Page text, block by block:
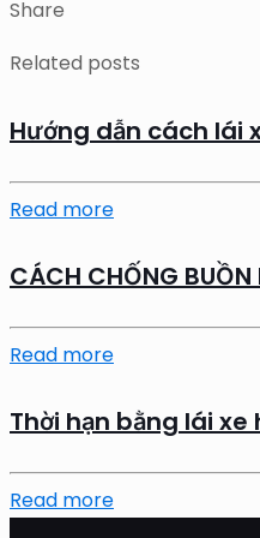
Share
Related posts
Hướng dẫn cách lái
Read more
CÁCH CHỐNG BUỒN
Read more
Thời hạn bằng lái xe
Read more